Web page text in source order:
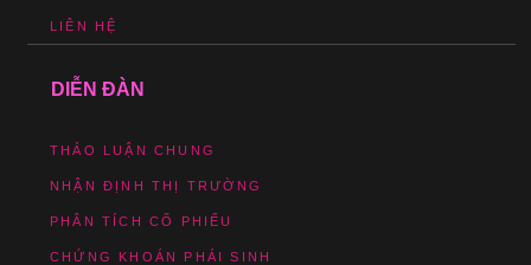
LIÊN HỆ
DIỄN ĐÀN
THẢO LUẬN CHUNG
NHẬN ĐỊNH THỊ TRƯỜNG
PHÂN TÍCH CỔ PHIẾU
CHỨNG KHOÁN PHÁI SINH